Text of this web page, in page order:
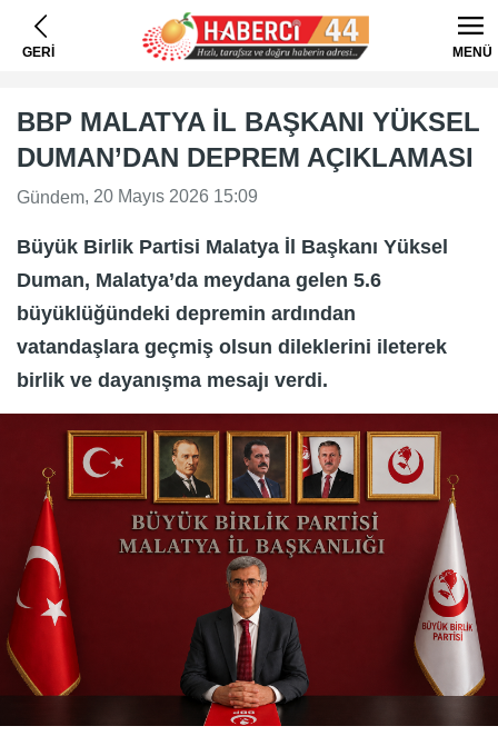
GERİ MENÜ
BBP MALATYA İL BAŞKANI YÜKSEL
DUMAN’DAN DEPREM AÇIKLAMASI
Gündem, 20 Mayıs 2026 15:09
Büyük Birlik Partisi Malatya İl Başkanı Yüksel
Duman, Malatya’da meydana gelen 5.6
büyüklüğündeki depremin ardından
vatandaşlara geçmiş olsun dileklerini ileterek
birlik ve dayanışma mesajı verdi.